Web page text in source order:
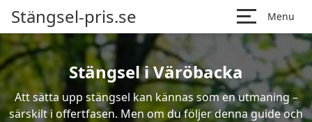
Stängsel-pris.se Menu
Stängsel i Väröbacka
Att sätta upp stängsel kan kännas som en utmaning –
särskilt i offertfasen. Men om du följer denna guide och